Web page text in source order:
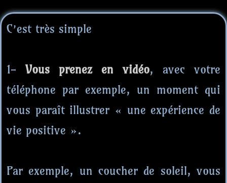
C’est très simple
1-Vous prenez en vidéo, avec votre
téléphone par exemple, un moment qui
vous paraît illustrer « une expérience de
vie positive ».
Par exemple, un coucher de soleil, vous